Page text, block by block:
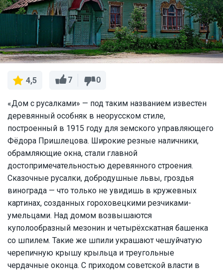
4,5 7 0
«Дом с русалками» — под таким названием известен
деревянный особняк в неорусском стиле,
построенный в 1915 году для земского управляющего
Фёдора Пришлецова. Широкие резные наличники,
обрамляющие окна, стали главной
достопримечательностью деревянного строения.
Сказочные русалки, добродушные львы, гроздья
винограда — что только не увидишь в кружевных
картинах, созданных гороховецкими резчиками-
умельцами. Над домом возвышаются
куполообразный мезонин и четырёхскатная башенка
со шпилем. Такие же шпили украшают чешуйчатую
черепичную крышу крыльца и треугольные
чердачные оконца. С приходом советской власти в